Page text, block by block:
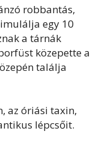
robbantás,
egy 10
a tárnák
közepette a
találja
az óriási taxin,
lépcsőit.